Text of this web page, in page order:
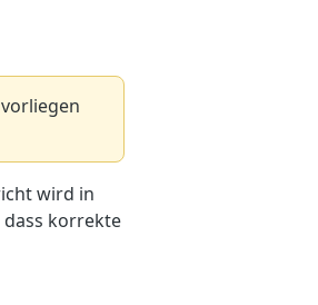
wird in
dass korrekte